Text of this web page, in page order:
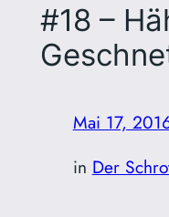
#18 –
Mai 17,
in Der